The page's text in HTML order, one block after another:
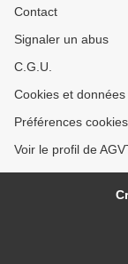
Contact
Signaler un abus
C.G.U.
Cookies et
Préférences cookies
Voir le profil de